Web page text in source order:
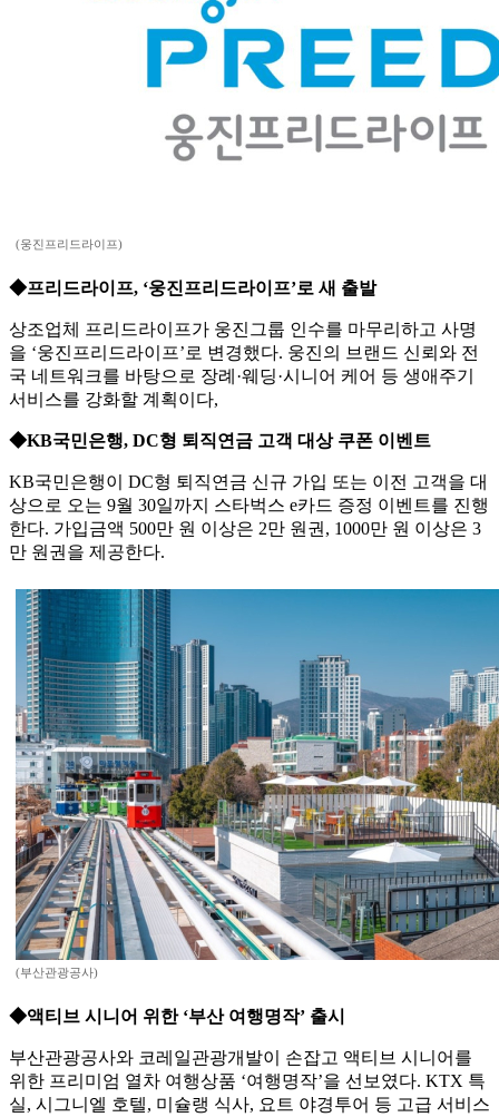
(웅진프리드라이프)
◆프리드라이프, ‘웅진프리드라이프’로 새 출발
상조업체 프리드라이프가 웅진그룹 인수를 마무리하고 사명
을 ‘웅진프리드라이프’로 변경했다. 웅진의 브랜드 신뢰와 전
국 네트워크를 바탕으로 장례·웨딩·시니어 케어 등 생애주기
서비스를 강화할 계획이다,
◆KB국민은행, DC형 퇴직연금 고객 대상 쿠폰 이벤트
KB국민은행이 DC형 퇴직연금 신규 가입 또는 이전 고객을 대
상으로 오는 9월 30일까지 스타벅스 e카드 증정 이벤트를 진행
한다. 가입금액 500만 원 이상은 2만 원권, 1000만 원 이상은 3
만 원권을 제공한다.
(부산관광공사)
◆액티브 시니어 위한 ‘부산 여행명작’ 출시
부산관광공사와 코레일관광개발이 손잡고 액티브 시니어를
위한 프리미엄 열차 여행상품 ‘여행명작’을 선보였다. KTX 특
실, 시그니엘 호텔, 미슐랭 식사, 요트 야경투어 등 고급 서비스